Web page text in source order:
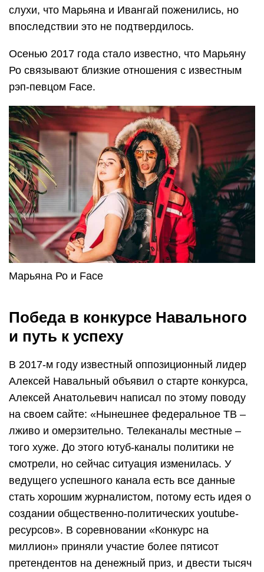
слухи, что Марьяна и Ивангай поженились, но
впоследствии это не подтвердилось.
Осенью 2017 года стало известно, что Марьяну
Ро связывают близкие отношения с известным
рэп-певцом Face.
Марьяна Ро и Face
Победа в конкурсе Навального
и путь к успеху
В 2017-м году известный оппозиционный лидер
Алексей Навальный объявил о старте конкурса,
Алексей Анатольевич написал по этому поводу
на своем сайте: «Нынешнее федеральное ТВ –
лживо и омерзительно. Телеканалы местные –
того хуже. До этого ютуб-каналы политики не
смотрели, но сейчас ситуация изменилась. У
ведущего успешного канала есть все данные
стать хорошим журналистом, потому есть идея о
создании общественно-политических youtube-
ресурсов». В соревновании «Конкурс на
миллион» приняли участие более пятисот
претендентов на денежный приз, и двести тысяч